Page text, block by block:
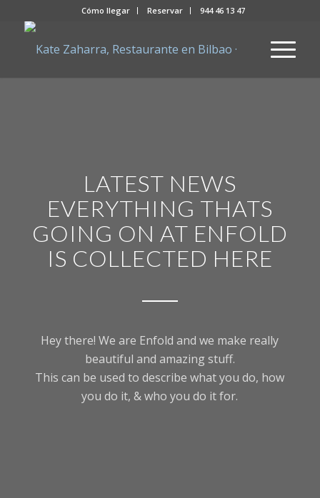
Cómo llegar Reservar 944 46 13 47
LATEST NEWS
EVERYTHING THATS
GOING ON AT ENFOLD
IS COLLECTED HERE
Hey there! We are Enfold and we make really
beautiful and amazing stuff.
This can be used to describe what you do, how
you do it, & who you do it for.